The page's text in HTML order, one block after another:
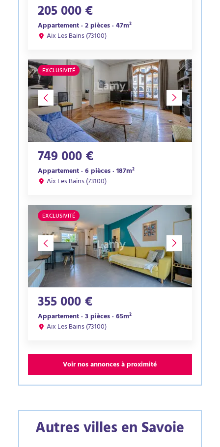
205 000 €
Appartement · 2 pièces · 47m²
Aix Les Bains (73100)
EXCLUSIVITÉ
749 000 €
Appartement · 6 pièces · 187m²
Aix Les Bains (73100)
EXCLUSIVITÉ
355 000 €
Appartement · 3 pièces · 65m²
Aix Les Bains (73100)
Voir nos annonces à proximité
Autres villes en Savoie